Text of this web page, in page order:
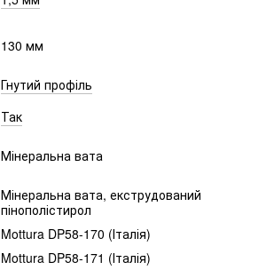
130 мм
Гнутий профіль
Так
Мінеральна вата
Мінеральна вата, екструдований
пінополістирол
Mottura DP58-170 (Італія)
Mottura DP58-171 (Італія)